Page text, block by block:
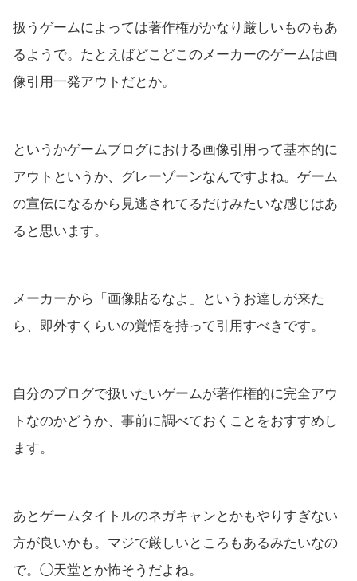
扱うゲームによっては著作権がかなり厳しいものもあ
るようで。たとえばどこどこのメーカーのゲームは画
像引用一発アウトだとか。
というかゲームブログにおける画像引用って基本的に
アウトというか、グレーゾーンなんですよね。ゲーム
の宣伝になるから見逃されてるだけみたいな感じはあ
ると思います。
メーカーから「画像貼るなよ」というお達しが来た
ら、即外すくらいの覚悟を持って引用すべきです。
自分のブログで扱いたいゲームが著作権的に完全アウ
トなのかどうか、事前に調べておくことをおすすめし
ます。
あとゲームタイトルのネガキャンとかもやりすぎない
方が良いかも。マジで厳しいところもあるみたいなの
で。◯天堂とか怖そうだよね。